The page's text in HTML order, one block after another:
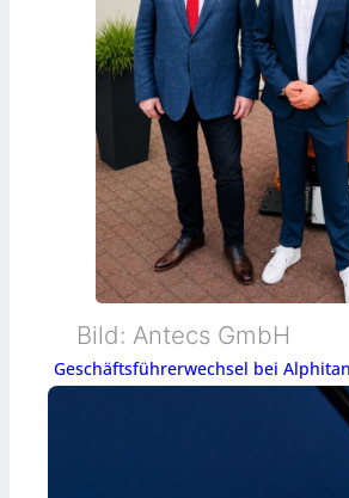
Bild: Antecs GmbH
Geschäftsführerwechsel bei Alphitan